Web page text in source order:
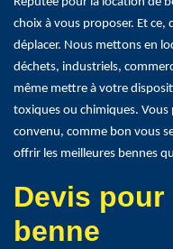
choix à vous proposer. Et ce,
déplacer. Nous mettons en
déchets, industriels,
même mettre à votre
toxiques ou chimiques. Vous
convenu, comme bon vous
offrir les meilleures bennes
Devis
benne